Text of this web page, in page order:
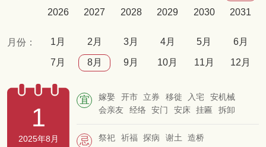
2026
2027 2028 2029 2030 2031
月份： 1月 2月 3月 4月 5月 6月
7月 8月 9月 10月 11月 12月
1
2025年8月
宜 嫁娶 开市 立券 移徙 入宅
安机械
会亲友
经络 安门 安床 挂匾
拆卸
破土
安葬 启钻 移柩 入殓
忌 祭祀 祈福 探病 谢土 造桥